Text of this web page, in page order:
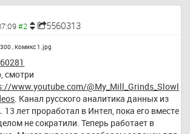
5560313
, Комикс 1.jpg
www.youtube.com/@My_Mill_Grinds_Slowl
. Канал русского аналитика данных из
лет проработал в Интел, пока его вместе
не сократили. Теперь работает в